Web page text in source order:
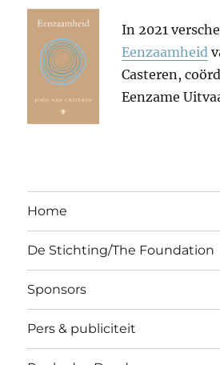
In 2021
Eenzaamheid
Casteren,
Eenzame
Home
De Stichting/The Foundation
Sponsors
Pers & publiciteit